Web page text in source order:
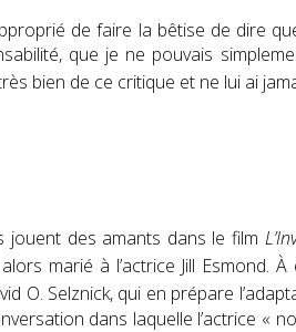
de faire la bêtise de dire
que je ne pouvais
bien de ce critique et ne lui ai
jouent des amants dans le film
marié à l’actrice Jill Esmond. À
O. Selznick, qui en prépare
dans laquelle l’actrice «